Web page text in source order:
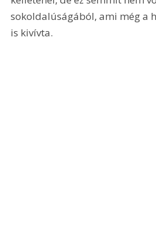
sokoldalúságából, ami még a
is kivívta.